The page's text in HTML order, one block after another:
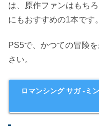
は、原作ファンはもち
にもおすすめの1本です。
PS5で、かつての冒険
さい。
ロマンシング サガ -ミ